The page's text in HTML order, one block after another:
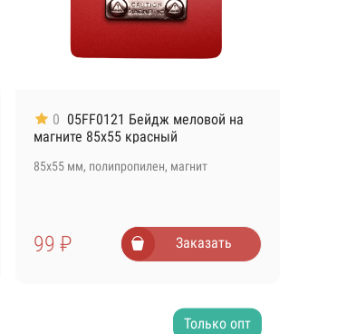
0 05FF0121 Бейдж меловой на
магните 85х55 красный
85х55 мм, полипропилен, магнит
99 ₽ Заказать
Только опт